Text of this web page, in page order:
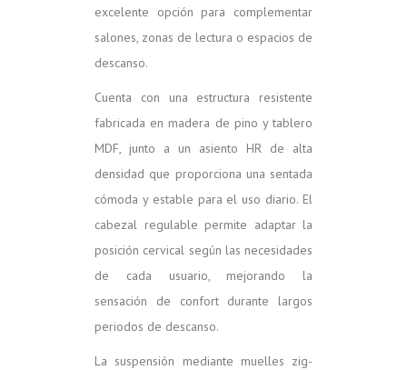
excelente opción para complementar
salones, zonas de lectura o espacios de
descanso.
Cuenta con una estructura resistente
fabricada en madera de pino y tablero
MDF, junto a un asiento HR de alta
densidad que proporciona una sentada
cómoda y estable para el uso diario. El
cabezal regulable permite adaptar la
posición cervical según las necesidades
de cada usuario, mejorando la
sensación de confort durante largos
periodos de descanso.
La suspensión mediante muelles zig-